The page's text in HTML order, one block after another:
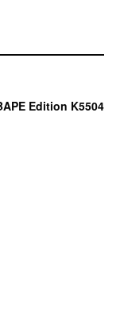
Edition K5504